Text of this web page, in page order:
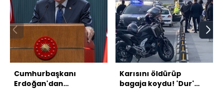
Cumhurbaşkanı
Erdoğan'dan
Karısını öldürüp
bagaja koydu! 'Dur'